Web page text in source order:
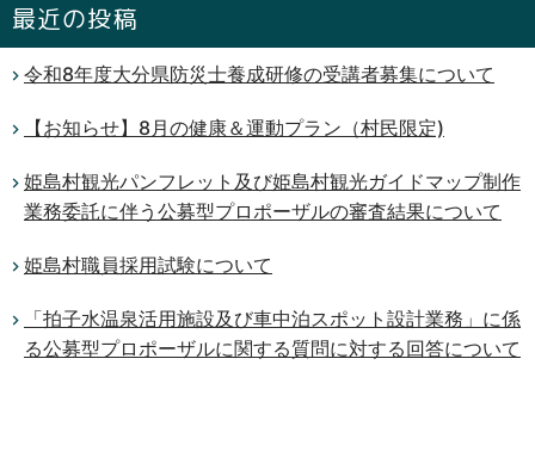
最近の投稿
令和8年度大分県防災士養成研修の受講者募集について
【お知らせ】8月の健康＆運動プラン（村民限定)
姫島村観光パンフレット及び姫島村観光ガイドマップ制作
業務委託に伴う公募型プロポーザルの審査結果について
姫島村職員採用試験について
「拍子水温泉活用施設及び車中泊スポット設計業務」に係
る公募型プロポーザルに関する質問に対する回答について